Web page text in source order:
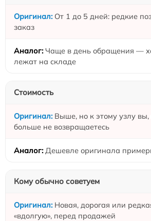
От 1 до 5 дней: редкие
заказ
Чаще в день обращения —
лежат на складе
Стоимость
Выше, но к этому узлу
больше не возвращаетесь
Дешевле оригинала
Кому обычно советуем
Новая, дорогая или
«вдолгую», перед продажей